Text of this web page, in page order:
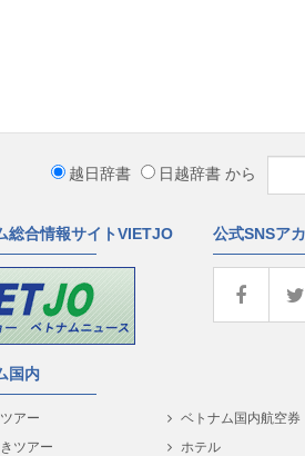
越日辞書 日越辞書 から
総合情報サイトVIETJO 公式SNSア
国内
アー
ツアー
ベトナム国内航空券
ホテル